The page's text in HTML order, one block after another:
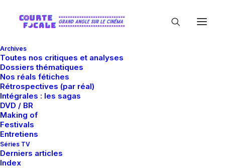
Archives
Toutes nos critiques et analyses
Dossiers thématiques
Nos réals fétiches
Rétrospectives (par réal)
Intégrales : les sagas
DVD / BR
Making of
Festivals
Entretiens
Séries TV
Derniers articles
Index
In
Mademoiselle